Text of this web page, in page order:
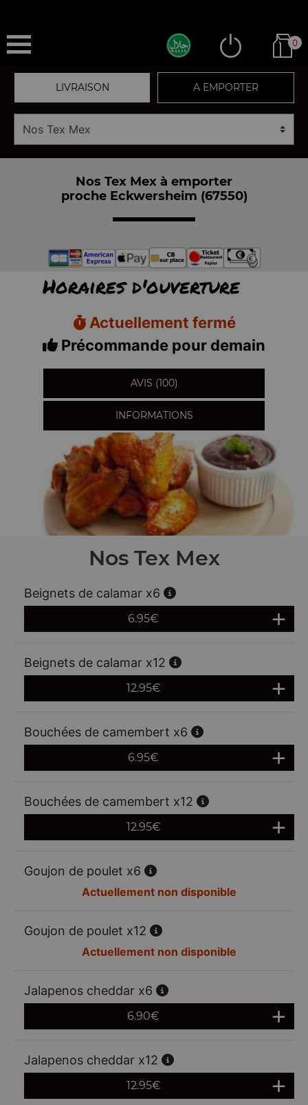
0
LIVRAISON A EMPORTER
Nos Tex Mex à emporter
proche Eckwersheim (67550)
Horaires d'ouverture
Actuellement fermé
Précommande pour demain
AVIS (100)
INFORMATIONS
Nos Tex Mex
Beignets de calamar x6
6.95€
Beignets de calamar x12
12.95€
Bouchées de camembert x6
6.95€
Bouchées de camembert x12
12.95€
Goujon de poulet x6
Actuellement non disponible
Goujon de poulet x12
Actuellement non disponible
Jalapenos cheddar x6
6.90€
Jalapenos cheddar x12
12.95€